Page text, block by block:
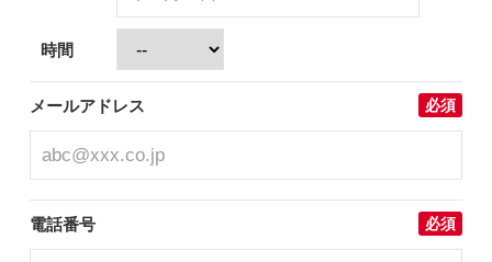
時間
メールアドレス 必須
電話番号 必須